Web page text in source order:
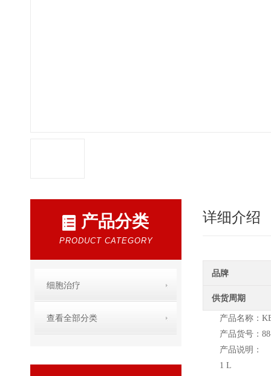
产品分类
PRODUCT CATEGORY
细胞治疗
查看全部分类
详细介绍
品牌
供货周期
产品名称：
产品货号：
产品说明：
1 L